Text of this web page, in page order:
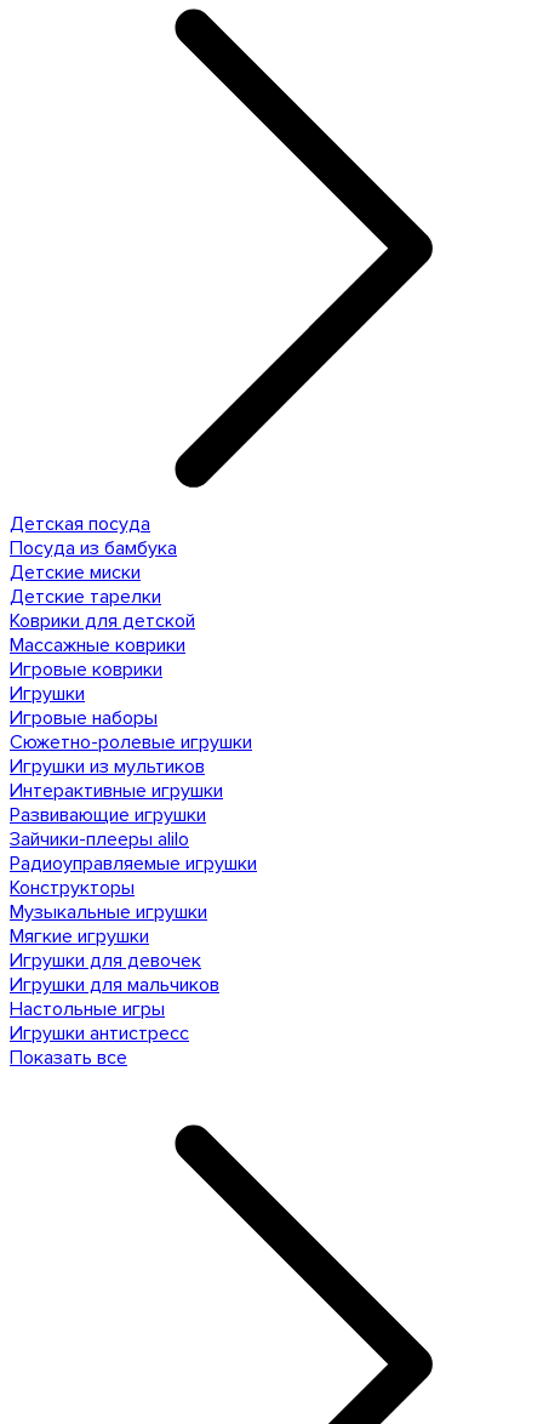
Детская посуда
Посуда из бамбука
Детские миски
Детские тарелки
Коврики для детской
Массажные коврики
Игровые коврики
Игрушки
Игровые наборы
Сюжетно-ролевые игрушки
Игрушки из мультиков
Интерактивные игрушки
Развивающие игрушки
Зайчики-плееры alilo
Радиоуправляемые игрушки
Конструкторы
Музыкальные игрушки
Мягкие игрушки
Игрушки для девочек
Игрушки для мальчиков
Настольные игры
Игрушки антистресс
Показать все